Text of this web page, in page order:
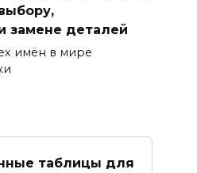
замене деталей
имён в мире
таблицы для